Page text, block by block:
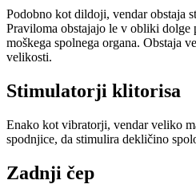
Podobno kot dildoji, vendar obstaja
Praviloma obstajajo le v obliki
moškega spolnega organa. Obstaja
velikosti.
Stimulatorji klitorisa
Enako kot vibratorji, vendar veliko
spodnjice, da stimulira dekličino
Zadnji čep